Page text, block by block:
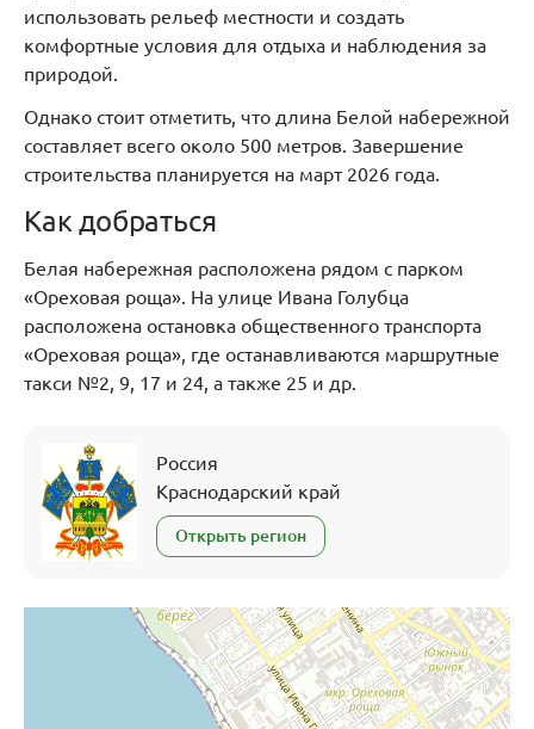
использовать рельеф местности и создать
комфортные условия для отдыха и наблюдения за
природой.
Однако стоит отметить, что длина Белой набережной
составляет всего около 500 метров. Завершение
строительства планируется на март 2026 года.
Как добраться
Белая набережная расположена рядом с парком
«Ореховая роща». На улице Ивана Голубца
расположена остановка общественного транспорта
«Ореховая роща», где останавливаются маршрутные
такси №2, 9, 17 и 24, а также 25 и др.
Россия
Краснодарский край
Открыть регион